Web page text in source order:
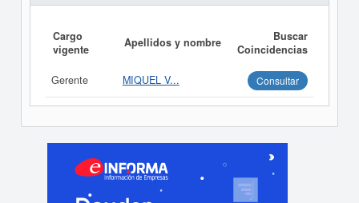
Cargo
vigente
Apellidos y nombre
Buscar
Coincidencias
Gerente MIQUEL V... Consultar